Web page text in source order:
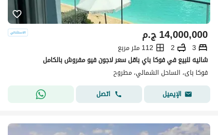
ج.م14,000,000
3
2
112 متر مربع
شاليه للبيع في فوكا باي باقل سعر لاجون فيو مفروش بالكامل
فوكا باى، الساحل الشمالي، مطروح
الإيميل
اتصل